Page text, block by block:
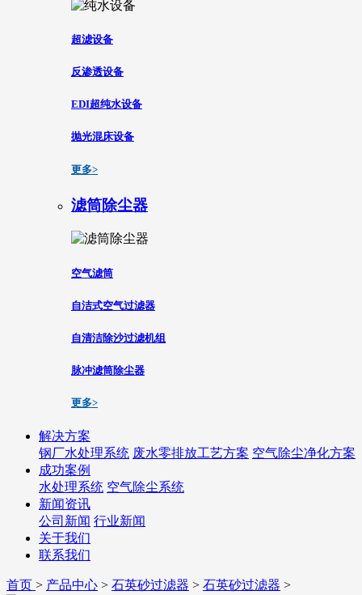
超滤设备
反渗透设备
EDI超纯水设备
抛光混床设备
更多>
滤筒除尘器
空气滤筒
自洁式空气过滤器
自清洁除沙过滤机组
脉冲滤筒除尘器
更多>
解决方案
钢厂水处理系统 废水零排放工艺方案 空气除尘净化方案
成功案例
水处理系统 空气除尘系统
新闻资讯
公司新闻 行业新闻
关于我们
联系我们
首页 > 产品中心 > 石英砂过滤器 > 石英砂过滤器 >